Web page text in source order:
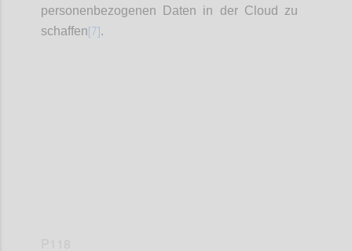
personenbezogenen Daten in der Cloud zu
schaffen[7].